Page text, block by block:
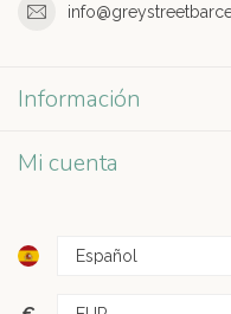
Información
Mi cuenta